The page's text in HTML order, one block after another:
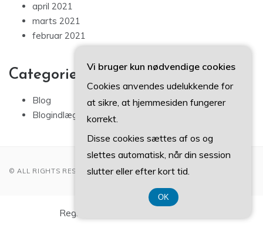
april 2021
marts 2021
februar 2021
Categories
Blog
Blogindlæg
© ALL RIGHTS RESERVED 2022
Registreringsnummer 37 40 77 39
Vi bruger kun nødvendige cookies
Cookies anvendes udelukkende for
at sikre, at hjemmesiden fungerer
korrekt.
Disse cookies sættes af os og
slettes automatisk, når din session
slutter eller efter kort tid.
OK